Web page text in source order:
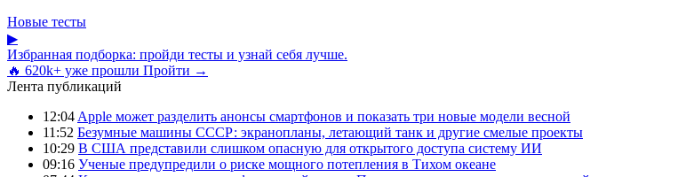
Новые тесты
▶
Избранная подборка: пройди тесты и узнай себя лучше.
🔥 620k+ уже прошли Пройти →
Лента публикаций
12:04 Apple может разделить анонсы смартфонов и показать три новые модели весной
11:52 Безумные машины СССР: экранопланы, летающий танк и другие смелые проекты
10:29 В США представили слишком опасную для открытого доступа систему ИИ
09:16 Ученые предупредили о риске мощного потепления в Тихом океане